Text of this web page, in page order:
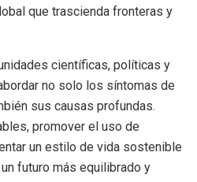
que trascienda fronteras y
científicas, políticas y
no solo los síntomas de
sus causas profundas.
promover el uso de
un estilo de vida sostenible
futuro más equilibrado y